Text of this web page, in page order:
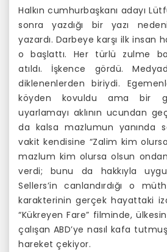
Halkın cumhurbaşkanı adayı
sonra yazdığı bir yazı
yazardı. Darbeye karşı ilk insan
o başlattı. Her türlü zulme
atıldı. İşkence gördü.
diklenenlerden biriydi.
köyden kovuldu ama bir
uyarlamayı aklının ucundan
da kalsa mazlumun yanında
vakit kendisine “Zalim kim
mazlum kim olursa olsun
verdi; bunu da hakkıyla
Sellers’in canlandırdığı o
karakterinin gerçek hayattaki
“Kükreyen Fare” filminde,
çalışan ABD’ye nasıl kafa
hareket çekiyor.